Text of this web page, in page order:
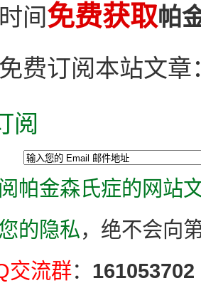
间免费获取帕
费订阅本站文章
阅
帕金森氏症的网站
的隐私，绝不会向
交流群： 161053702